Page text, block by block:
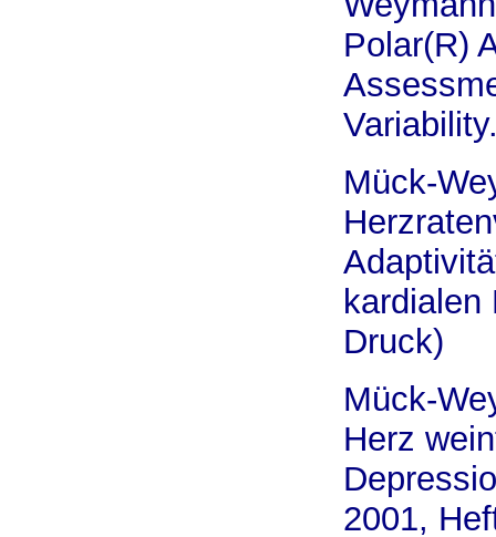
Polar(R)
Mück-
kardialen
Druck)
Mück-
Herz
2001,